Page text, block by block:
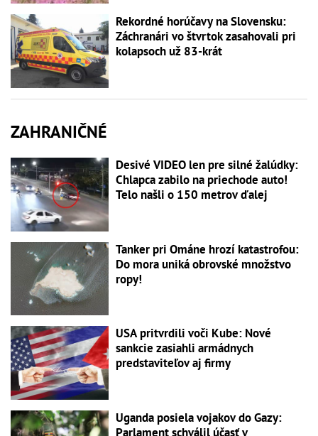
Rekordné horúčavy na Slovensku:
Záchranári vo štvrtok zasahovali pri
kolapsoch už 83-krát
ZAHRANIČNÉ
Desivé VIDEO len pre silné žalúdky:
Chlapca zabilo na priechode auto!
Telo našli o 150 metrov ďalej
Tanker pri Ománe hrozí katastrofou:
Do mora uniká obrovské množstvo
ropy!
USA pritvrdili voči Kube: Nové
sankcie zasiahli armádnych
predstaviteľov aj firmy
Uganda posiela vojakov do Gazy:
Parlament schválil účasť v